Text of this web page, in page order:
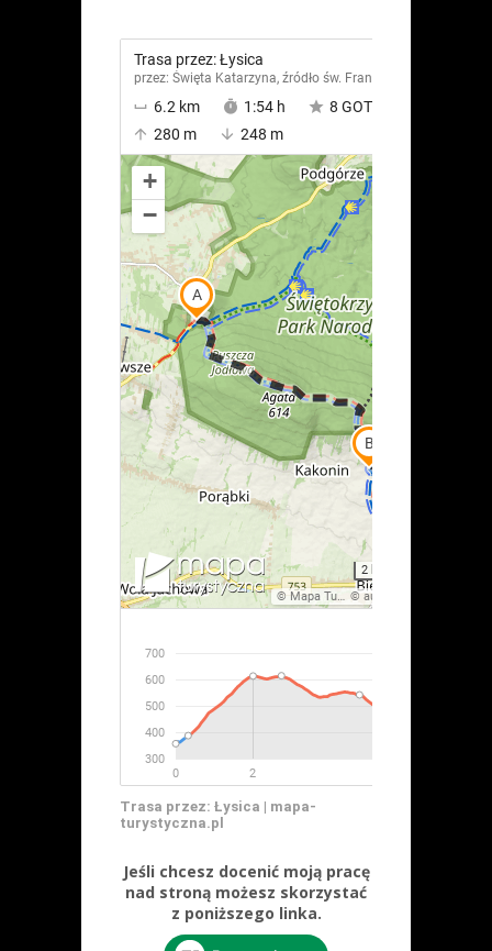
Trasa przez: Łysica | mapa-
turystyczna.pl
Jeśli chcesz docenić moją pracę
nad stroną możesz skorzystać
z poniższego linka.